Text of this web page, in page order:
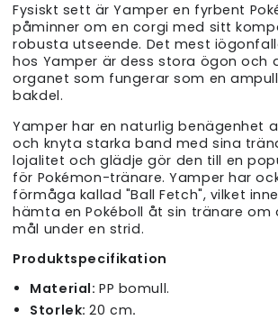
Fysiskt sett är Yamper en fyrbent
påminner om en corgi med sitt
robusta utseende. Det mest
hos Yamper är dess stora ögon och
organet som fungerar som en
bakdel.
Yamper har en naturlig benägenhet
och knyta starka band med sina
lojalitet och glädje gör den till en
för Pokémon-tränare. Yamper har
förmåga kallad "Ball Fetch", vilket
hämta en Pokéboll åt sin tränare om
mål under en strid.
Produktspecifikation
Material: PP bomull.
Storlek:20 cm.